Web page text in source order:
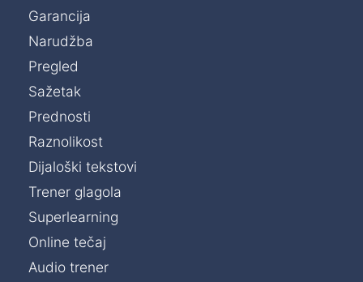
Garancija
Narudžba
Pregled
Sažetak
Prednosti
Raznolikost
Dijaloški tekstovi
Trener glagola
Superlearning
Online tečaj
Audio trener